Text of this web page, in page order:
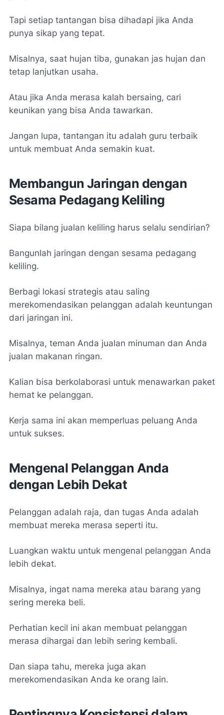
Tapi setiap tantangan bisa dihadapi jika Anda
punya sikap yang tepat.
Misalnya, saat hujan tiba, gunakan jas hujan dan
tetap lanjutkan usaha.
Atau jika Anda merasa kalah bersaing, cari
keunikan yang bisa Anda tawarkan.
Jangan lupa, tantangan itu adalah guru terbaik
untuk membuat Anda semakin kuat.
Membangun Jaringan dengan
Sesama Pedagang Keliling
Siapa bilang jualan keliling harus selalu sendirian?
Bangunlah jaringan dengan sesama pedagang
keliling.
Berbagi lokasi strategis atau saling
merekomendasikan pelanggan adalah keuntungan
dari jaringan ini.
Misalnya, teman Anda jualan minuman dan Anda
jualan makanan ringan.
Kalian bisa berkolaborasi untuk menawarkan paket
hemat ke pelanggan.
Kerja sama ini akan memperluas peluang Anda
untuk sukses.
Mengenal Pelanggan Anda
dengan Lebih Dekat
Pelanggan adalah raja, dan tugas Anda adalah
membuat mereka merasa seperti itu.
Luangkan waktu untuk mengenal pelanggan Anda
lebih dekat.
Misalnya, ingat nama mereka atau barang yang
sering mereka beli.
Perhatian kecil ini akan membuat pelanggan
merasa dihargai dan lebih sering kembali.
Dan siapa tahu, mereka juga akan
merekomendasikan Anda ke orang lain.